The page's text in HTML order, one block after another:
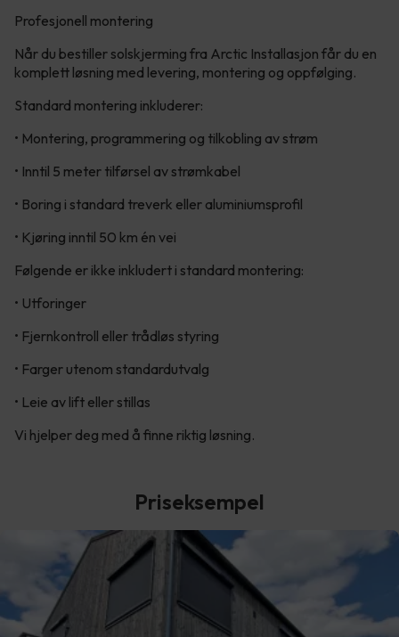
Profesjonell montering
Når du bestiller solskjerming fra Arctic Installasjon får du en
komplett løsning med levering, montering og oppfølging.
Standard montering inkluderer:
• Montering, programmering og tilkobling av strøm
• Inntil 5 meter tilførsel av strømkabel
• Boring i standard treverk eller aluminiumsprofil
• Kjøring inntil 50 km én vei
Følgende er ikke inkludert i standard montering:
• Utforinger
• Fjernkontroll eller trådløs styring
• Farger utenom standardutvalg
• Leie av lift eller stillas
Vi hjelper deg med å finne riktig løsning.
Priseksempel